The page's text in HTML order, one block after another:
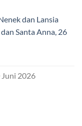
dan Lansia
Santa Anna, 26
Juni 2026